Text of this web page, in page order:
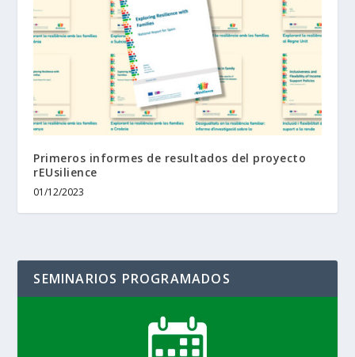
Primeros informes de resultados del proyecto
rEUsilience
01/12/2023
SEMINARIOS PROGRAMADOS